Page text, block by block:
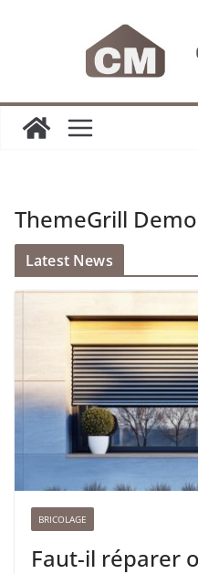
ThemeGrill
Latest News
BRICOLAGE
Faut-il réparer